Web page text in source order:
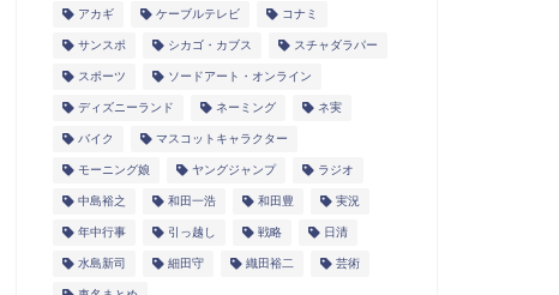
アカギ ケーブルテレビ コナミ
サンスポ シカゴ・カブス スチャダラパー
スポーツ ソードアート・オンライン
ディズニーランド ネーミング ネ実
バイク マスコットキャラクター
モーニング娘 ヤングジャンプ ラジオ
中島裕之 和田一浩 和田豊 実況
年中行事 引っ越し 戦略 日清
水島新司 細田守 織田裕二 芸術